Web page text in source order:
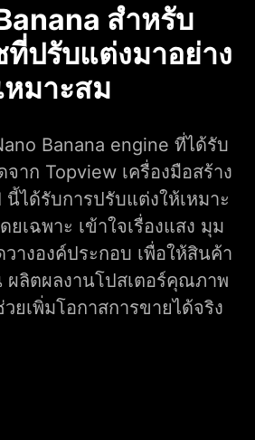
สำหรับ
ที่ปรับแต่งมาอย่าง
หมาะสม
Banana engine ที่ได้รับ
จาก Topview เครื่องมือสร้าง
นี้ได้รับการปรับแต่งให้เหมาะ
เฉพาะ เข้าใจเรื่องแสง มุม
างองค์ประกอบ เพื่อให้สินค้า
ลิตผลงานโปสเตอร์คุณภาพ
ยเพิ่มโอกาสการขายได้จริง